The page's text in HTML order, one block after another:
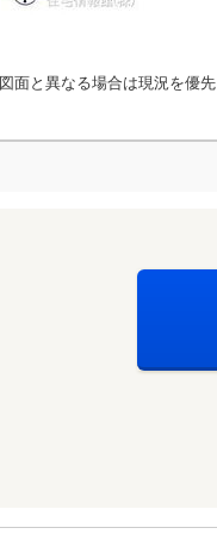
図面と異なる場合は現況を優先